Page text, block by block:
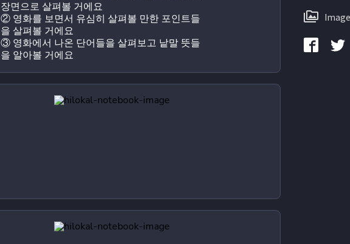
장면으로 살펴볼 거에요
② 영화를 보면서 유심히 살펴볼 만한 포인트들
을 살펴볼 거에요
③ 영화에서 나온 단어들을 살펴보고 낱말 뜻들
을 알아볼 거에요